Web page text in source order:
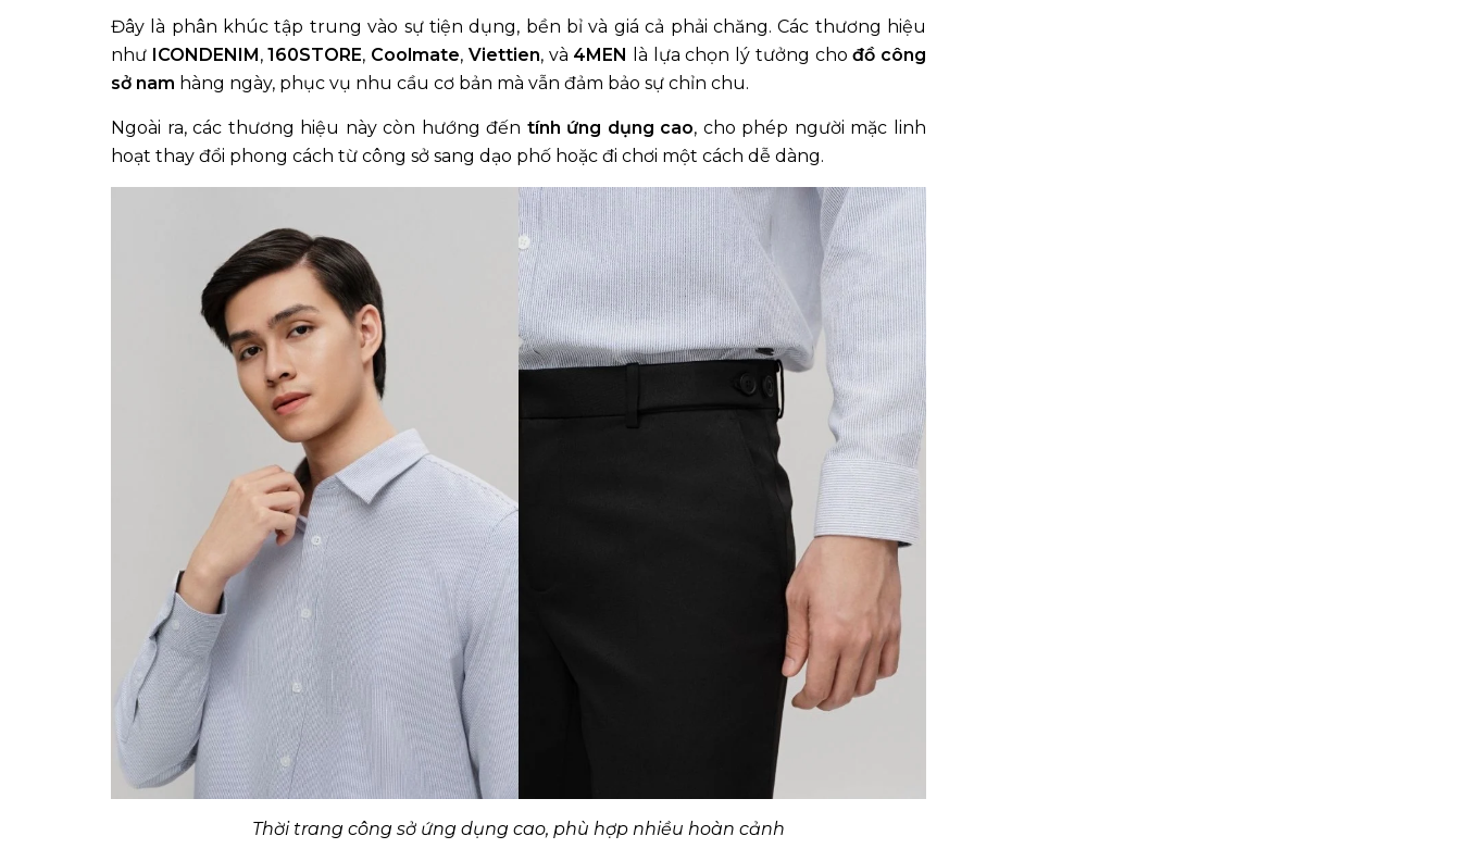
Đây là phân khúc tập trung vào sự tiện dụng, bền bỉ và giá cả phải chăng. Các thương hiệu
như ICONDENIM,160STORE, Coolmate, Viettien, và 4MEN là lựa chọn lý tưởng chođồ công
sở nam hàng ngày, phục vụ nhu cầu cơ bản mà vẫn đảm bảo sự chỉn chu.
Ngoài ra, các thương hiệu này còn hướng đến tính ứng dụng cao, cho phép người mặc linh
hoạt thay đổi phong cách từ công sở sang dạo phố hoặc đi chơi một cách dễ dàng.
Thời trang công sở ứng dụng cao, phù hợp nhiều hoàn cảnh